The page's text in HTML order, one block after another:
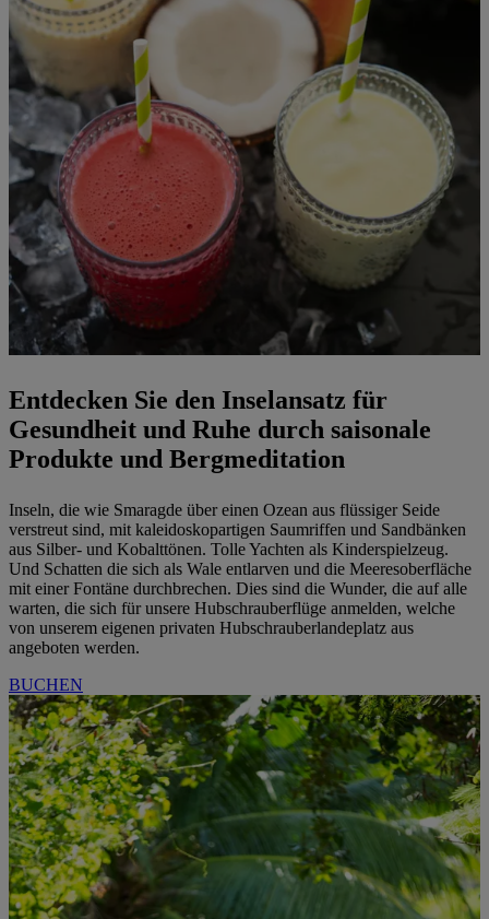
Entdecken Sie den Inselansatz für
Gesundheit und Ruhe durch saisonale
Produkte und Bergmeditation
Inseln, die wie Smaragde über einen Ozean aus flüssiger Seide
verstreut sind, mit kaleidoskopartigen Saumriffen und Sandbänken
aus Silber- und Kobalttönen. Tolle Yachten als Kinderspielzeug.
Und Schatten die sich als Wale entlarven und die Meeresoberfläche
mit einer Fontäne durchbrechen. Dies sind die Wunder, die auf alle
warten, die sich für unsere Hubschrauberflüge anmelden, welche
von unserem eigenen privaten Hubschrauberlandeplatz aus
angeboten werden.
BUCHEN